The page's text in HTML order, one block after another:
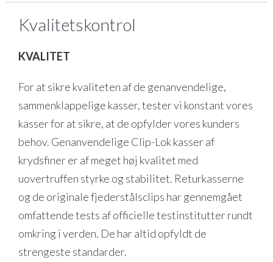
Kvalitetskontrol
KVALITET
For at sikre kvaliteten af de genanvendelige,
sammenklappelige kasser, tester vi konstant vores
kasser for at sikre, at de opfylder vores kunders
behov. Genanvendelige Clip-Lok kasser af
krydsfiner er af meget høj kvalitet med
uovertruffen styrke og stabilitet. Returkasserne
og de originale fjederstålsclips har gennemgået
omfattende tests af officielle testinstitutter rundt
omkring i verden. De har altid opfyldt de
strengeste standarder.